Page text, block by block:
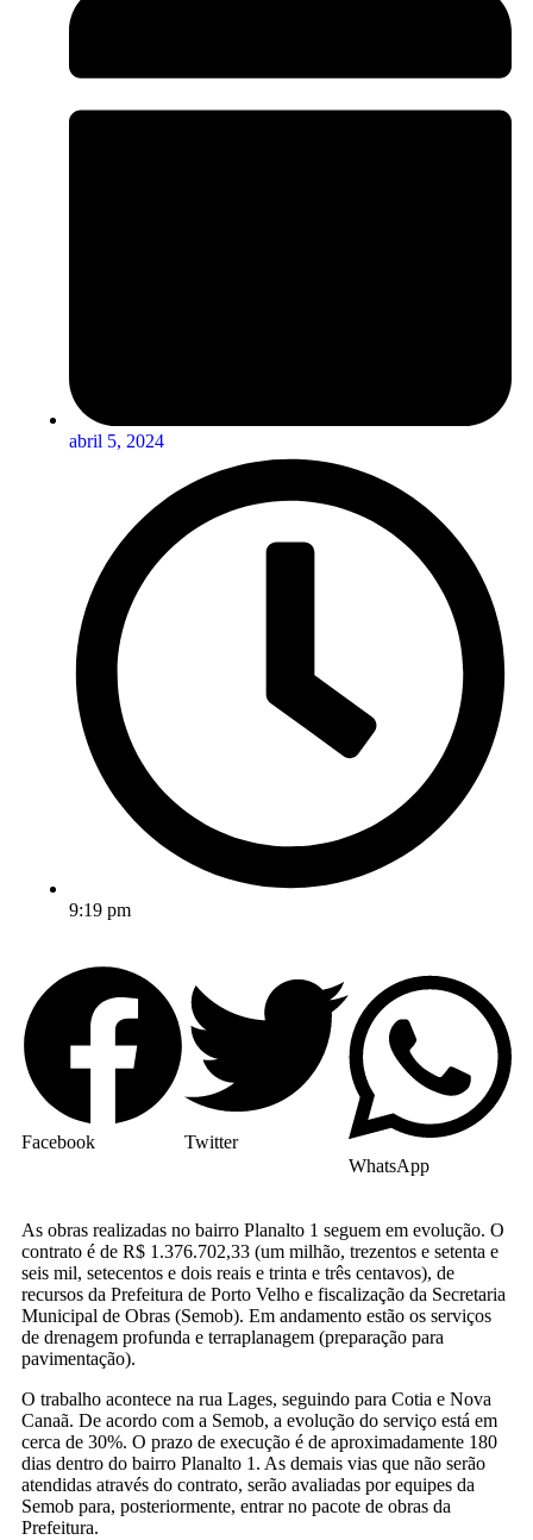
abril 5, 2024
9:19 pm
Facebook
Twitter
WhatsApp
As obras realizadas no bairro Planalto 1 seguem em evolução. O
contrato é de R$ 1.376.702,33 (um milhão, trezentos e setenta e
seis mil, setecentos e dois reais e trinta e três centavos), de
recursos da Prefeitura de Porto Velho e fiscalização da Secretaria
Municipal de Obras (Semob). Em andamento estão os serviços
de drenagem profunda e terraplanagem (preparação para
pavimentação).
O trabalho acontece na rua Lages, seguindo para Cotia e Nova
Canaã. De acordo com a Semob, a evolução do serviço está em
cerca de 30%. O prazo de execução é de aproximadamente 180
dias dentro do bairro Planalto 1. As demais vias que não serão
atendidas através do contrato, serão avaliadas por equipes da
Semob para, posteriormente, entrar no pacote de obras da
Prefeitura.